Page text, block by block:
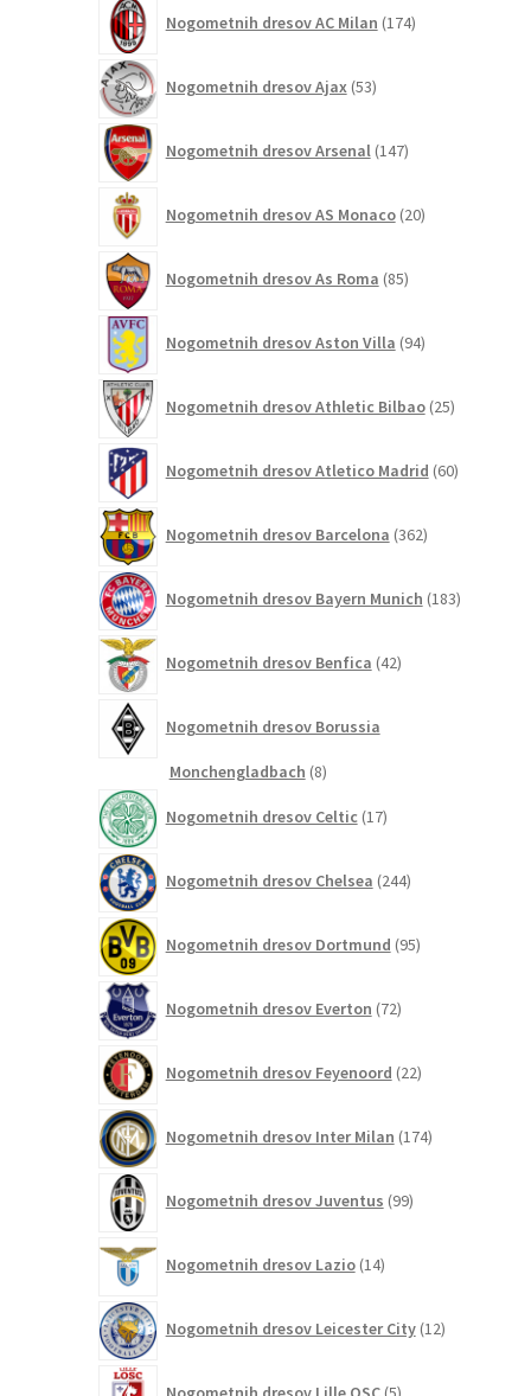
Nogometnih dresov AC Milan 174izdelkov
Nogometnih dresov Ajax 53izdelkov
Nogometnih dresov Arsenal 147izdelkov
Nogometnih dresov AS Monaco 20izdelkov
Nogometnih dresov As Roma 85izdelkov
Nogometnih dresov Aston Villa 94izdelkov
Nogometnih dresov Athletic Bilbao 25izdelkov
Nogometnih dresov Atletico Madrid 60izdelkov
Nogometnih dresov Barcelona 362izdelkov
Nogometnih dresov Bayern Munich 183izdelkov
Nogometnih dresov Benfica 42izdelkov
Nogometnih dresov Borussia
Monchengladbach 88
Nogometnih dresov Celtic 17izdelkov
Nogometnih dresov Chelsea 244izdelkov
Nogometnih dresov Dortmund 95izdelkov
Nogometnih dresov Everton 72izdelkov
Nogometnih dresov Feyenoord 22izdelkov
Nogometnih dresov Inter Milan 174izdelkov
Nogometnih dresov Juventus 99izdelkov
Nogometnih dresov Lazio 14izdelkov
Nogometnih dresov Leicester City 12izdelkov